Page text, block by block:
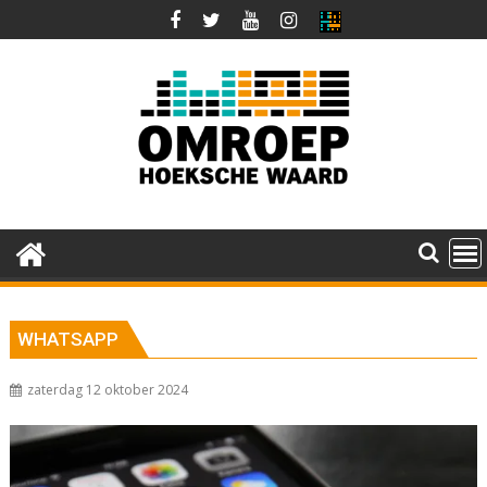
naar
WHATSAPP
zaterdag 12 oktober 2024